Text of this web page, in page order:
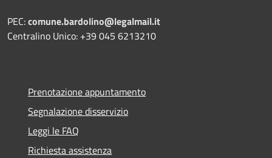
PEC:comune.bardolino@legalmail.it
Centralino Unico: +39 045 6213210
Prenotazione appuntamento
Segnalazione disservizio
Leggi le FAQ
Richiesta assistenza